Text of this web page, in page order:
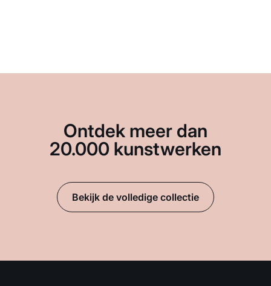
Ontdek meer dan
20.000 kunstwerken
Bekijk de volledige collectie